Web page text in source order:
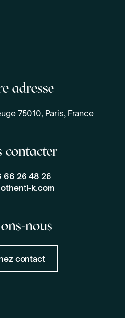
adresse
75010, Paris, France
contacter
66 26 48 28
k.com
nous
contact